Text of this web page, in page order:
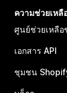
ความช่วยเหลื
ศูนย์ช่วยเหลื
เอกสาร API
ชุมชน